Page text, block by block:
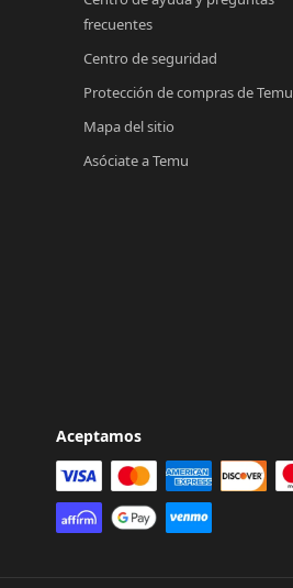
frecuentes
Centro de seguridad
Protección de compras de Temu
Mapa del sitio
Asóciate a Temu
Aceptamos